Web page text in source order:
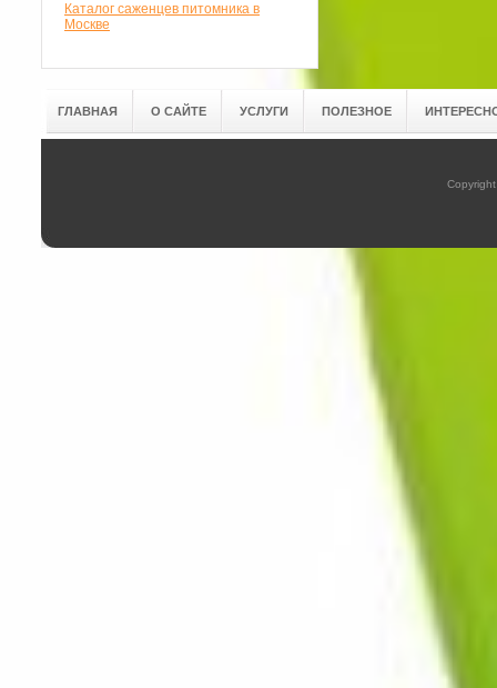
Каталог саженцев питомника в
Москве
ГЛАВНАЯ О САЙТЕ УСЛУГИ ПОЛЕЗНОЕ